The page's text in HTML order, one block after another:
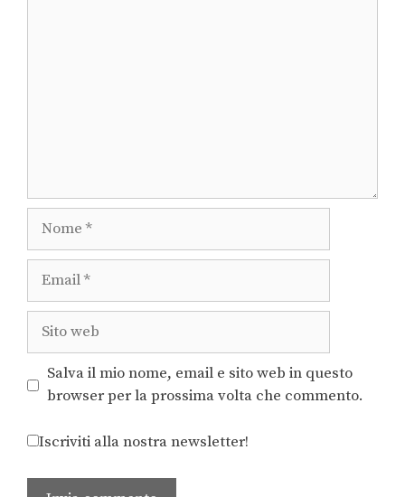
Salva il mio nome, email e sito web in questo
browser per la prossima volta che commento.
Iscriviti alla nostra newsletter!